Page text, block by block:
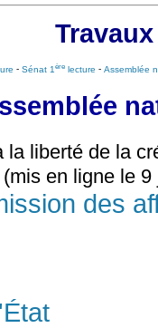
- Sénat 1 ère lecture - Assemblée
la liberté de la
en ligne le
des